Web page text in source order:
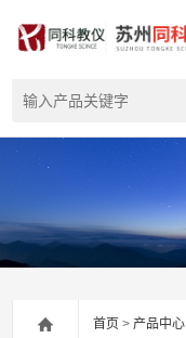
首页 >产品中心